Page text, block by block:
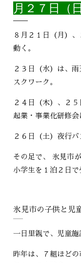
月２７日（
８月２１日（月）
動く。
２３日（水）は、
スクワーク。
２４日（木）、２
起業・事業化研修会
２６日（土）夜行バ
その足で、 氷見市
小学生を１泊２日で
氷見市の子供と児
一日里親で、児童施
昨年は、７組ほど